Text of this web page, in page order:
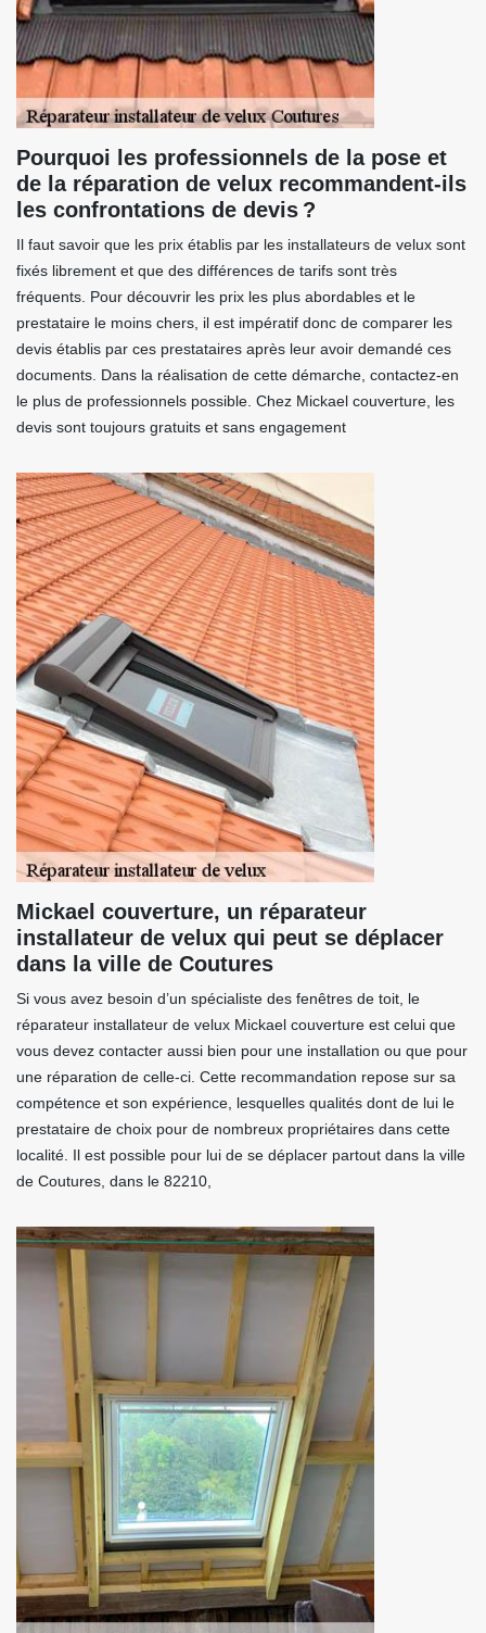
Pourquoi les professionnels de la pose et
de la réparation de velux recommandent-ils
les confrontations de devis ?
Il faut savoir que les prix établis par les installateurs de velux sont
fixés librement et que des différences de tarifs sont très
fréquents. Pour découvrir les prix les plus abordables et le
prestataire le moins chers, il est impératif donc de comparer les
devis établis par ces prestataires après leur avoir demandé ces
documents. Dans la réalisation de cette démarche, contactez-en
le plus de professionnels possible. Chez Mickael couverture, les
devis sont toujours gratuits et sans engagement
Mickael couverture, un réparateur
installateur de velux qui peut se déplacer
dans la ville de Coutures
Si vous avez besoin d’un spécialiste des fenêtres de toit, le
réparateur installateur de velux Mickael couverture est celui que
vous devez contacter aussi bien pour une installation ou que pour
une réparation de celle-ci. Cette recommandation repose sur sa
compétence et son expérience, lesquelles qualités dont de lui le
prestataire de choix pour de nombreux propriétaires dans cette
localité. Il est possible pour lui de se déplacer partout dans la ville
de Coutures, dans le 82210,